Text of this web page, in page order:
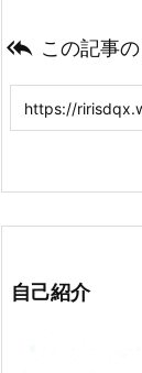
 この記事
自己紹介